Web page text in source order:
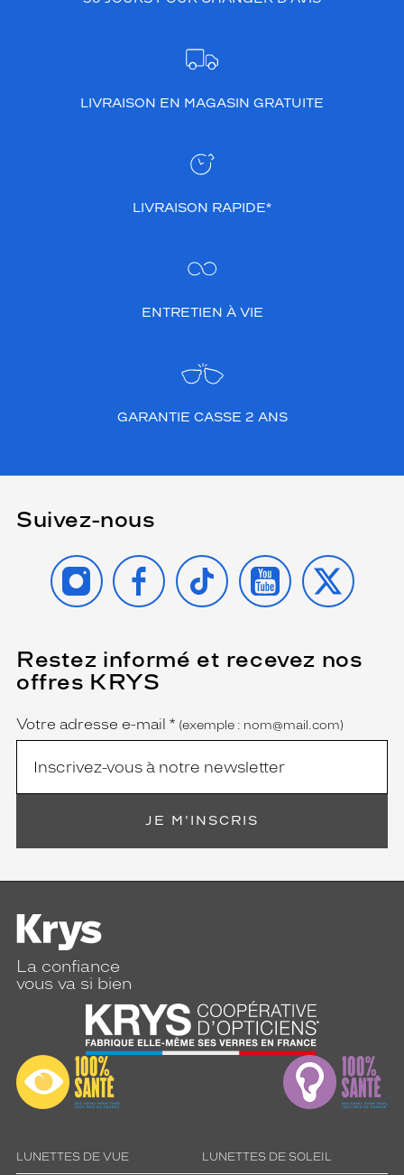
LIVRAISON EN MAGASIN GRATUITE
LIVRAISON RAPIDE*
ENTRETIEN À VIE
GARANTIE CASSE 2 ANS
Suivez-nous
INSTAGRAMFACEBOOK
TIKTOK YOUTUBE
X
Restez informé et recevez nos
offres KRYS
Name
Votre adresse e-mail *
(Ce
champ
est
obligatoire)
(exemple : nom@mail.com)
JE M'INSCRIS
La confiance
vous va si bien
LUNETTES DE VUE LUNETTES DE SOLEIL